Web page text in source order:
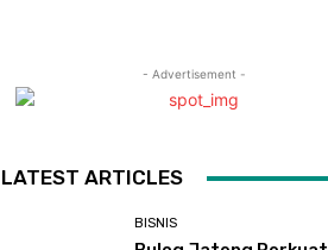
- Advertisement -
LATEST ARTICLES
BISNIS